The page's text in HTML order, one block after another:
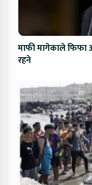
माफी मागेकाले फिफा
रहने